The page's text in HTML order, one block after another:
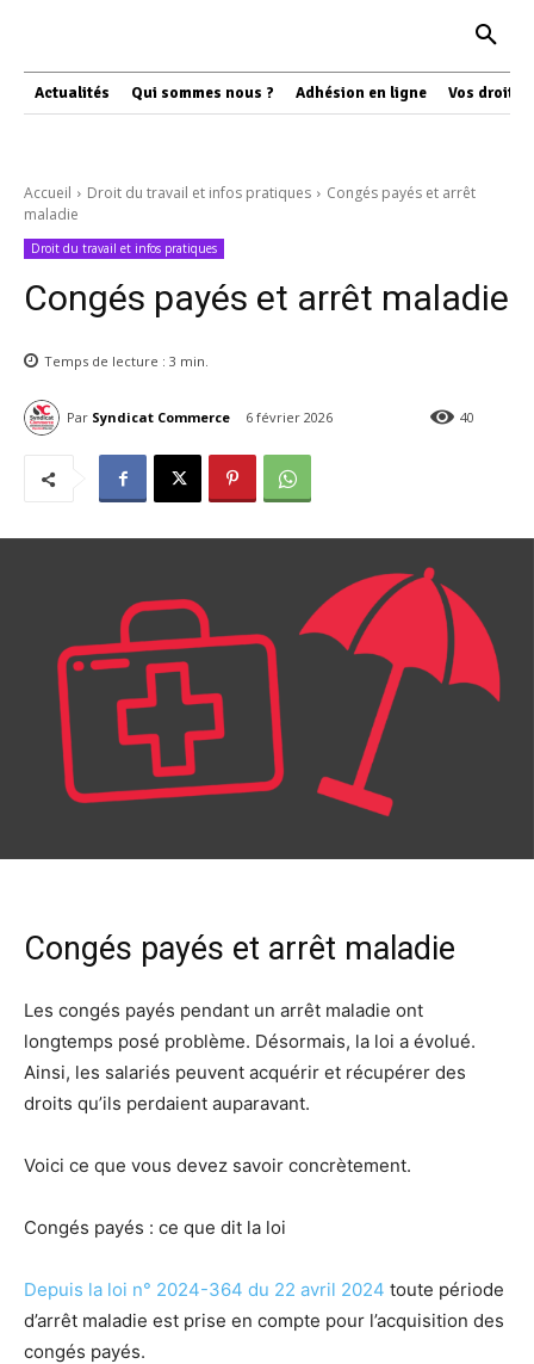
Actualités Qui sommes nous ? Adhésion en ligne Vos droits
Accueil Droit du travail et infos pratiques
Congés payés et arrêt
maladie
Droit du travail et infos pratiques
Congés payés et arrêt maladie
Temps de lecture : 3 min.
Par Syndicat Commerce 6 février 2026 40
Congés payés et arrêt maladie
Les congés payés pendant un arrêt maladie ont
longtemps posé problème. Désormais, la loi a évolué.
Ainsi, les salariés peuvent acquérir et récupérer des
droits qu’ils perdaient auparavant.
Voici ce que vous devez savoir concrètement.
Congés payés : ce que dit la loi
Depuis la loi n° 2024-364 du 22 avril 2024 toute période
d’arrêt maladie est prise en compte pour l’acquisition des
congés payés.